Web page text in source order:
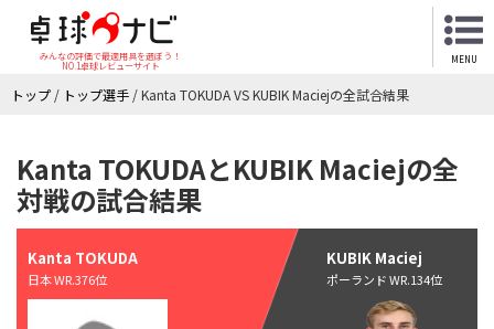
みんなの評価で最適用具を選ぼう！
NO.1卓球レビューサイト
MENU
トップ / トップ選手 /Kanta TOKUDA VS KUBIK Maciejの全試合結果
Kanta TOKUDAとKUBIK Maciejの全
対戦の試合結果
Kanta TOKUDA
日本 WR.376位
KUBIK Maciej
ポーランド WR.134位